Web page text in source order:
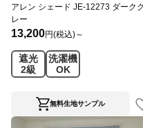
アレン シェード JE-12273 ダーク
レー
13,200円(税込)～
遮光
2級
洗濯機
OK
無料生地サンプル